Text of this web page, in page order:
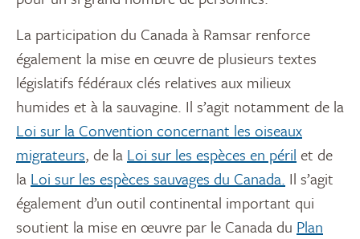
La participation du Canada à Ramsar renforce
également la mise en œuvre de plusieurs textes
législatifs fédéraux clés relatives aux milieux
humides et à la sauvagine. Il s’agit notamment de la
Loi sur la Convention concernant les oiseaux
migrateurs, de la Loi sur les espèces en péril et de
la Loi sur les espèces sauvages du Canada. Il s’agit
également d’un outil continental important qui
soutient la mise en œuvre par le Canada du Plan